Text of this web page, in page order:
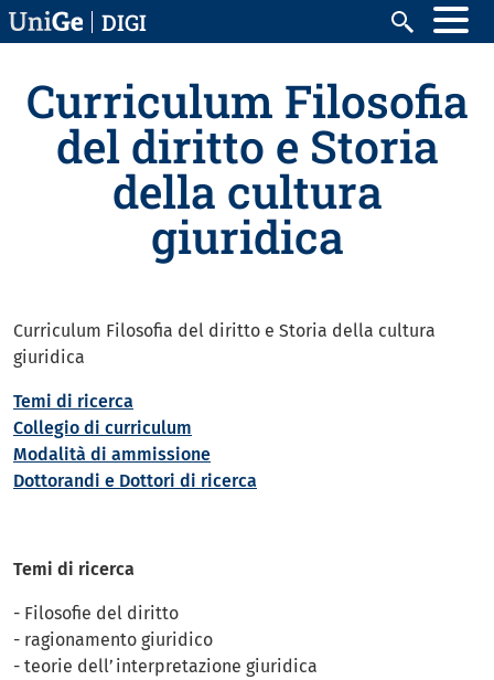
Skip to main content
DIGI Search
Curriculum Filosofia
del diritto e Storia
della cultura
giuridica
Curriculum Filosofia del diritto e Storia della cultura
giuridica
Temi di ricerca
Collegio di curriculum
Modalità di ammissione
Dottorandi e Dottori di ricerca
Temi di ricerca
- Filosofie del diritto
- ragionamento giuridico
- teorie dell’interpretazione giuridica